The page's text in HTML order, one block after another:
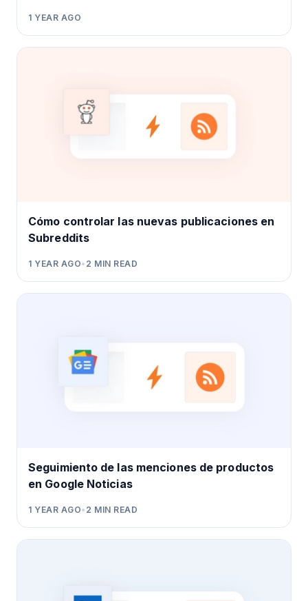
1 YEAR AGO
Cómo controlar las nuevas publicaciones en
Subreddits
1 YEAR AGO• 2 MIN READ
Seguimiento de las menciones de productos
en Google Noticias
1 YEAR AGO• 2 MIN READ